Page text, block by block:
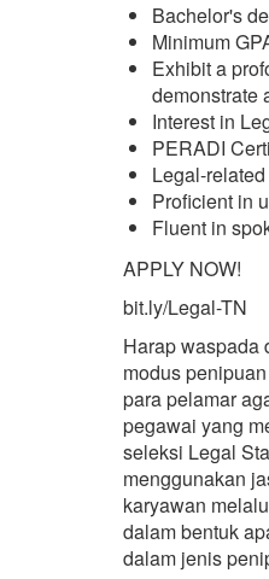
Bachelor's
Minimum
Exhibit a
demonstrate
Interest in
PERADI
Legal-
Proficient in
Fluent in
APPLY NOW!
bit.ly/Legal-TN
Harap waspada
modus
para pelamar
pegawai yang
seleksi Legal
menggunakan
karyawan
dalam bentuk
dalam jenis